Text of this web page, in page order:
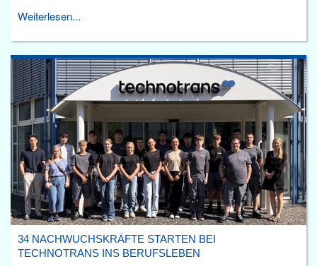
Weiterlesen...
34 NACHWUCHSKRÄFTE STARTEN BEI
TECHNOTRANS INS BERUFSLEBEN